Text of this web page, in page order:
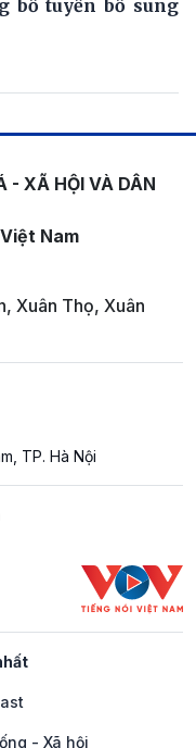
bố tuyển bổ sung
- XÃ HỘI VÀ DÂN
Nam
Xuân Thọ, Xuân
TP. Hà Nội
- Xã hội